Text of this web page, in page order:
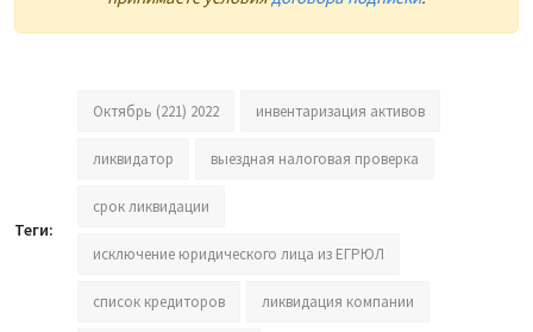
Теги:
Октябрь (221) 2022 инвентаризация активов
ликвидатор выездная налоговая проверка
срок ликвидации
исключение юридического лица из ЕГРЮЛ
список кредиторов ликвидация компании